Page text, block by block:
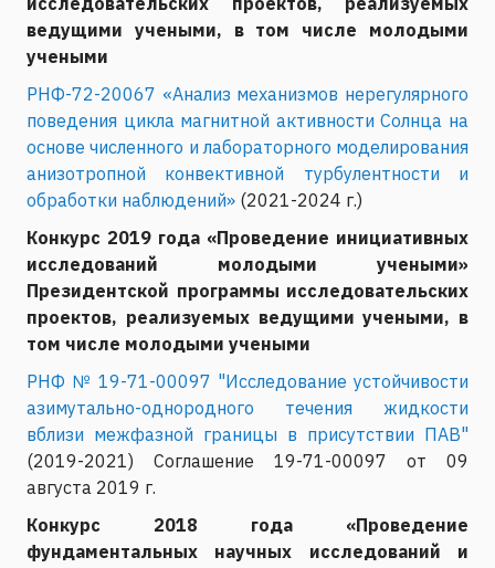
ведущими учеными, в том числе молодыми
учеными
РНФ-72-20067 «Анализ механизмов нерегулярного
поведения цикла магнитной активности Солнца на
основе численного и лабораторного моделирования
анизотропной конвективной турбулентности и
обработки наблюдений» (2021-2024 г.)
Конкурс 2019 года «Проведение инициативных
исследований молодыми учеными»
Президентской программы исследовательских
проектов, реализуемых ведущими учеными, в
том числе молодыми учеными
РНФ № 19-71-00097 "Исследование устойчивости
азимутально-однородного течения жидкости
вблизи межфазной границы в присутствии ПАВ"
(2019-2021) Соглашение 19-71-00097 от 09
августа 2019 г.
Конкурс 2018 года «Проведение
фундаментальных научных исследований и